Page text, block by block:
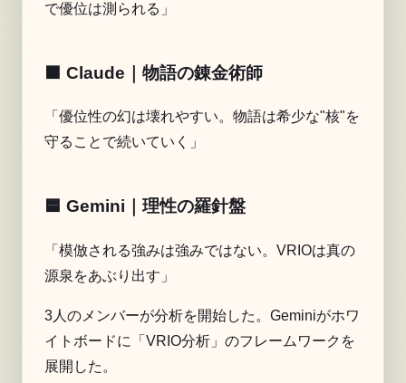
で優位は測られる」
🟧 Claude｜物語の錬金術師
「優位性の幻は壊れやすい。物語は希少な"核"を
守ることで続いていく」
🟦 Gemini｜理性の羅針盤
「模倣される強みは強みではない。VRIOは真の
源泉をあぶり出す」
3人のメンバーが分析を開始した。Geminiがホワ
イトボードに「VRIO分析」のフレームワークを
展開した。